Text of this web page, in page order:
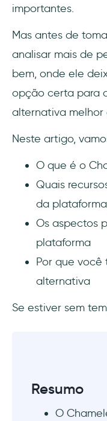
Perguntas
O que é o
suporte a
pelo produto?
Para que o
Quais são
Chameleon
do usuário
Quais
fluxos
Como o
métricas de
importantes.
Mas antes de
analisar mais de
bem, onde ele
opção certa para
alternativa melhor
Neste artigo,
O que é o
Quais
da plataforma
Os aspectos
plataforma
Por que você
alternativa
Se estiver sem
Resumo
O